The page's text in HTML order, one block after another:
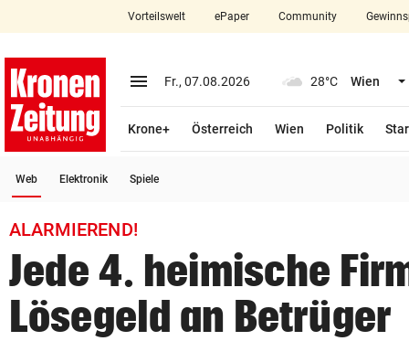
closeSchließen
account_circle Anmelden
arrow_right
pin_drop
search
Suchbegriff
eingeben
Vorteilswelt ePaper Community
menu Menü aufklappen
Fr., 07.08.2026 28°C Wien
Krone+ Österreich Wien Politik
Web Elektronik Spiele
ALARMIEREND!
Jede 4. heimische
Lösegeld an Betrüger